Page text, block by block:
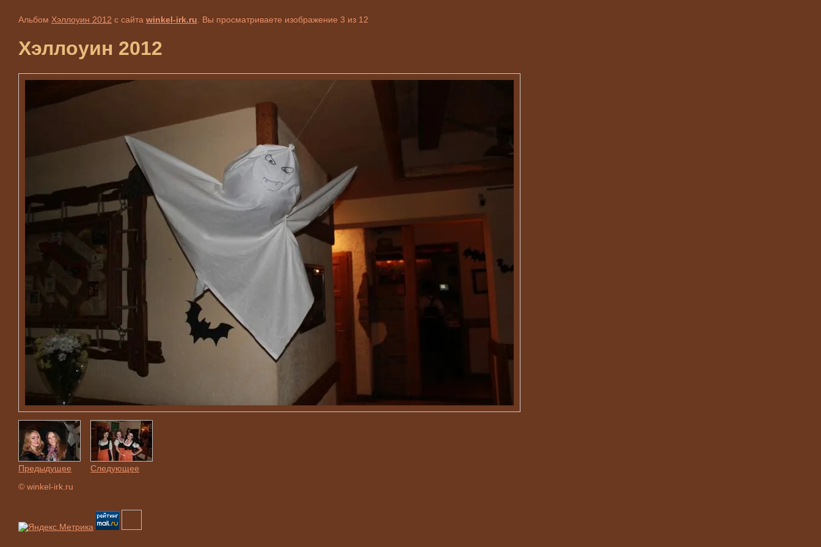
Альбом Хэллоуин 2012 с сайта winkel-irk.ru . Вы просматриваете изображение 3 из 12
Хэллоуин 2012
Предыдущее
Следующее
© winkel-irk.ru